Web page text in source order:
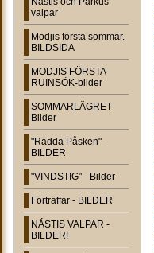
valpar
Modjis första sommar.
BILDSIDA
MODJIS FÖRSTA
RUINSÖK-bilder
SOMMARLÄGRET-
Bilder
"Rädda Påsken" -
BILDER
"VINDSTIG" - Bilder
Förträffar - BILDER
NÁSTIS VALPAR -
BILDER!